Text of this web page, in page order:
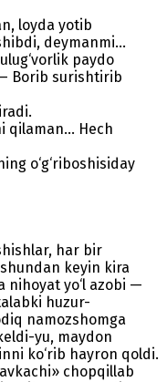
loyda yotib
deymanmi...
paydo
Borib surishtirib
qilaman... Hech
o‘g‘riboshisiday
har bir
keyin kira
nihoyat yo‘l azobi —
huzur-
namozshomga
yu, maydon
ko‘rib hayron qoldi.
chopqillab